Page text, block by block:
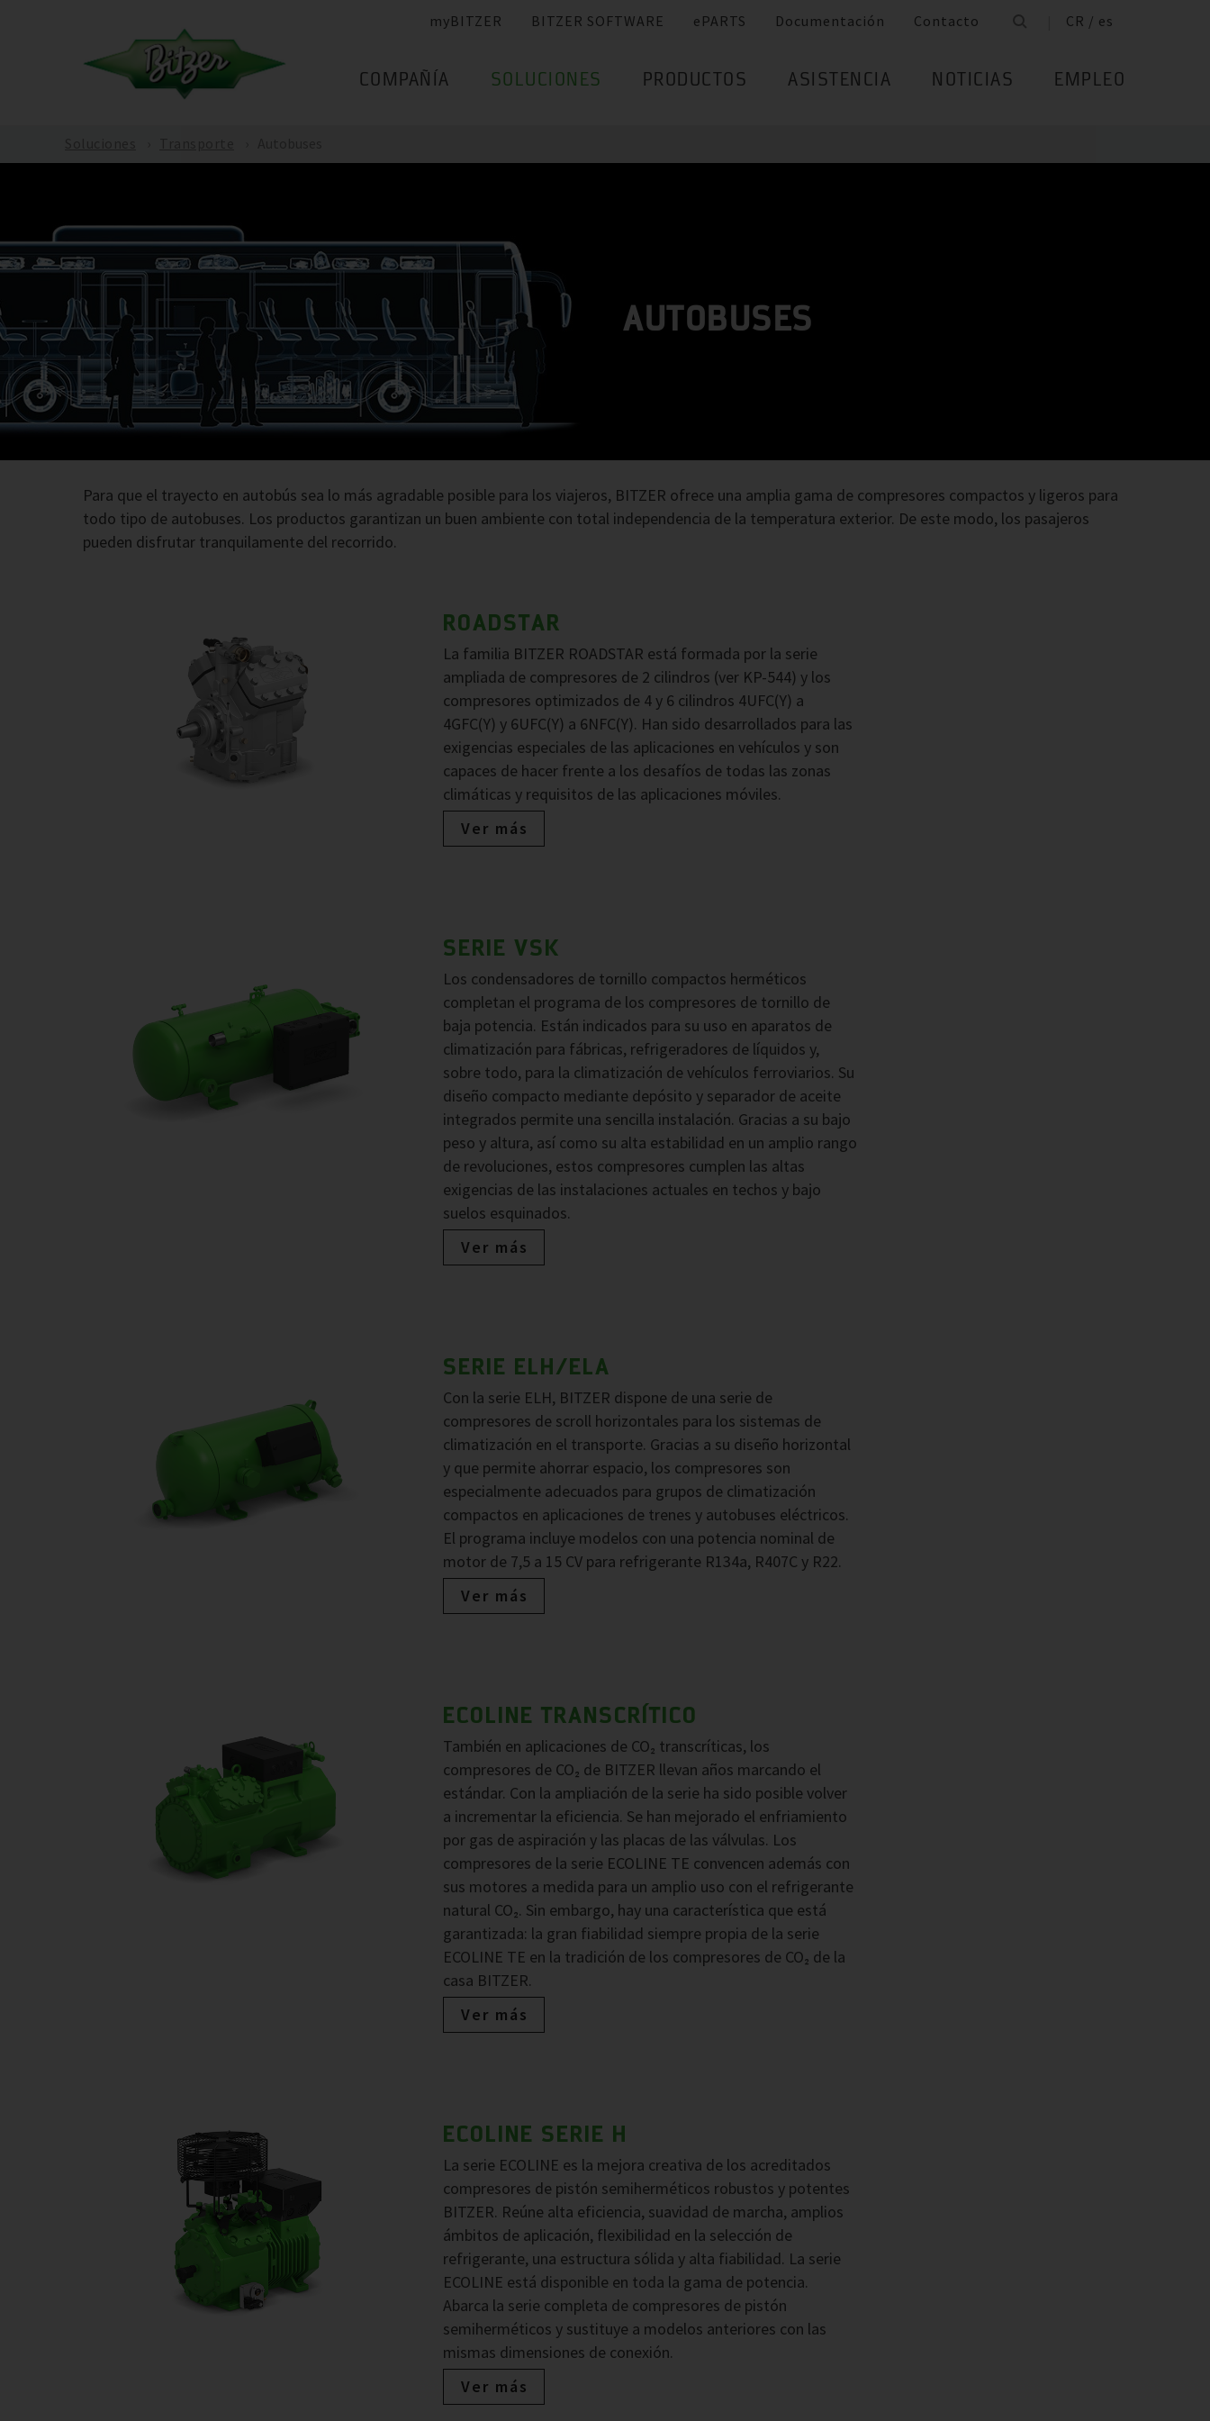
myBITZER BITZER SOFTWARE ePARTS Documentación Contacto CR / es
COMPAÑÍA SOLUCIONES PRODUCTOS ASISTENCIA NOTICIAS EMPLEO
AUTOBUSES
Para que el trayecto en autobús sea lo más agradable posible para los viajeros, BITZER ofrece una amplia gama de compresores compactos y ligeros para
todo tipo de autobuses. Los productos garantizan un buen ambiente con total independencia de la temperatura exterior. De este modo, los pasajeros
pueden disfrutar tranquilamente del recorrido.
ROADSTAR
La familia BITZER ROADSTAR está formada por la serie
ampliada de compresores de 2 cilindros (ver KP-544) y los
compresores optimizados de 4 y 6 cilindros 4UFC(Y) a
4GFC(Y) y 6UFC(Y) a 6NFC(Y). Han sido desarrollados para las
exigencias especiales de las aplicaciones en vehículos y son
capaces de hacer frente a los desafíos de todas las zonas
climáticas y requisitos de las aplicaciones móviles.
Ver más
SERIE VSK
Los condensadores de tornillo compactos herméticos
completan el programa de los compresores de tornillo de
baja potencia. Están indicados para su uso en aparatos de
climatización para fábricas, refrigeradores de líquidos y,
sobre todo, para la climatización de vehículos ferroviarios. Su
diseño compacto mediante depósito y separador de aceite
integrados permite una sencilla instalación. Gracias a su bajo
peso y altura, así como su alta estabilidad en un amplio rango
de revoluciones, estos compresores cumplen las altas
exigencias de las instalaciones actuales en techos y bajo
suelos esquinados.
Ver más
SERIE ELH/ELA
Con la serie ELH, BITZER dispone de una serie de
compresores de scroll horizontales para los sistemas de
climatización en el transporte. Gracias a su diseño horizontal
y que permite ahorrar espacio, los compresores son
especialmente adecuados para grupos de climatización
compactos en aplicaciones de trenes y autobuses eléctricos.
El programa incluye modelos con una potencia nominal de
motor de 7,5 a 15 CV para refrigerante R134a, R407C y R22.
Ver más
ECOLINE TRANSCRÍTICO
También en aplicaciones de CO₂ transcríticas, los
compresores de CO₂ de BITZER llevan años marcando el
estándar. Con la ampliación de la serie ha sido posible volver
a incrementar la eficiencia. Se han mejorado el enfriamiento
por gas de aspiración y las placas de las válvulas. Los
compresores de la serie ECOLINE TE convencen además con
sus motores a medida para un amplio uso con el refrigerante
natural CO₂. Sin embargo, hay una característica que está
garantizada: la gran fiabilidad siempre propia de la serie
ECOLINE TE en la tradición de los compresores de CO₂ de la
casa BITZER.
Ver más
ECOLINE SERIE H
La serie ECOLINE es la mejora creativa de los acreditados
compresores de pistón semiherméticos robustos y potentes
BITZER. Reúne alta eficiencia, suavidad de marcha, amplios
ámbitos de aplicación, flexibilidad en la selección de
refrigerante, una estructura sólida y alta fiabilidad. La serie
ECOLINE está disponible en toda la gama de potencia.
Abarca la serie completa de compresores de pistón
semiherméticos y sustituye a modelos anteriores con las
mismas dimensiones de conexión.
Ver más